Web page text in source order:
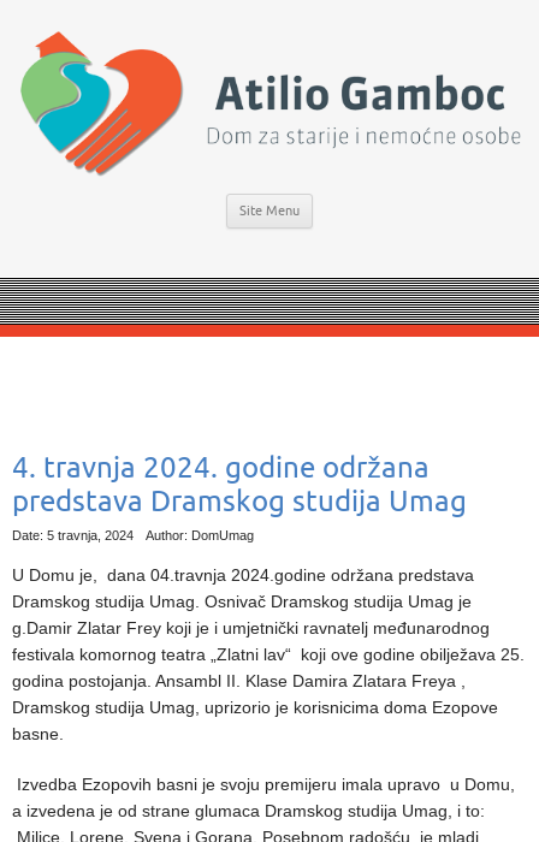
Site Menu
4. travnja 2024. godine održana
predstava Dramskog studija Umag
Date: 5 travnja, 2024 Author: DomUmag
U Domu je, dana 04.travnja 2024.godine održana predstava
Dramskog studija Umag. Osnivač Dramskog studija Umag je
g.Damir Zlatar Frey koji je i umjetnički ravnatelj međunarodnog
festivala komornog teatra „Zlatni lav“ koji ove godine obilježava 25.
godina postojanja. Ansambl II. Klase Damira Zlatara Freya ,
Dramskog studija Umag, uprizorio je korisnicima doma Ezopove
basne.
Izvedba Ezopovih basni je svoju premijeru imala upravo u Domu,
a izvedena je od strane glumaca Dramskog studija Umag, i to:
Milice, Lorene, Svena i Gorana. Posebnom radošću je mladi